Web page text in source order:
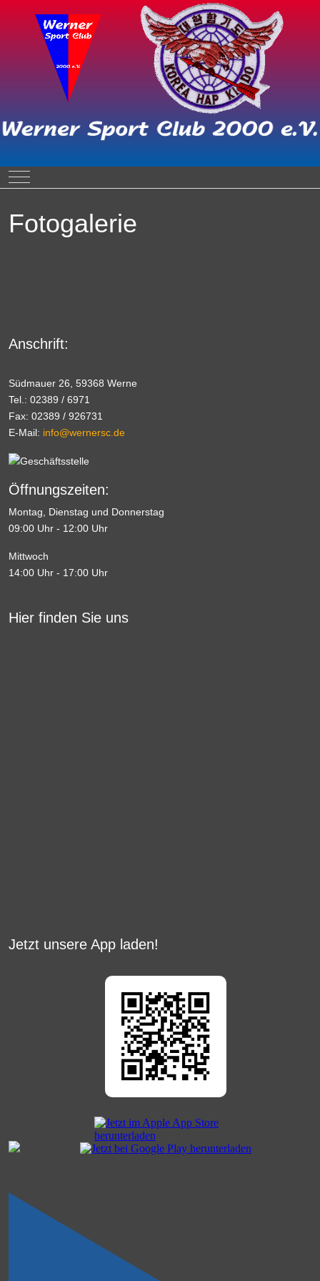
Mobile Menu Toggle
Fotogalerie
Anschrift:
Südmauer 26, 59368 Werne
Tel.: 02389 / 6971
Fax: 02389 / 926731
E-Mail: info@wernersc.de
Öffnungszeiten:
Montag, Dienstag und Donnerstag
09:00 Uhr - 12:00 Uhr
Mittwoch
14:00 Uhr - 17:00 Uhr
Hier finden Sie uns
Jetzt unsere App laden!